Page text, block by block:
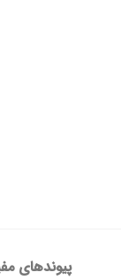
پیوندهای